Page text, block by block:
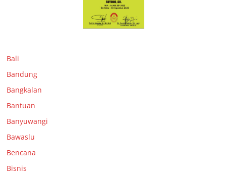
Bali
Bandung
Bangkalan
Bantuan
Banyuwangi
Bawaslu
Bencana
Bisnis